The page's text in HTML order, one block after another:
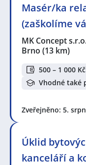
Masér/ka
(zaškolíme
MK Concept
Brno (13 km)
500 – 1 000
Vhodné také
Zveřejněno: 5.
Úklid
kanceláří a